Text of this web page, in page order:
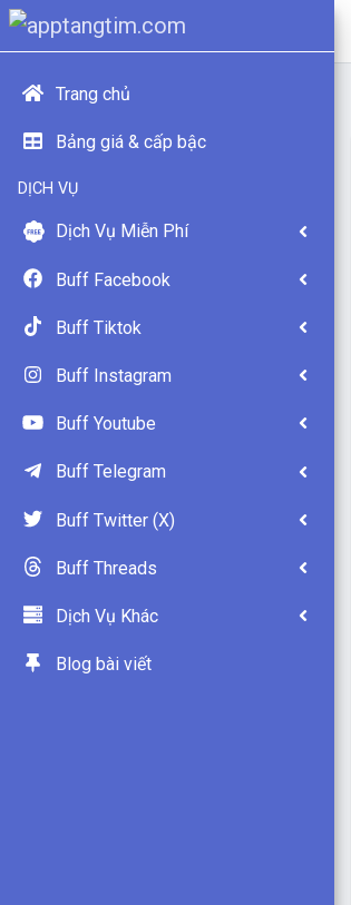
Trang chủ
Bảng giá & cấp bậc
DỊCH VỤ
Dịch Vụ Miễn Phí
Buff Facebook
Buff Tiktok
Buff Instagram
Buff Youtube
Buff Telegram
Buff Twitter (X)
Buff Threads
Dịch Vụ Khác
Blog bài viết